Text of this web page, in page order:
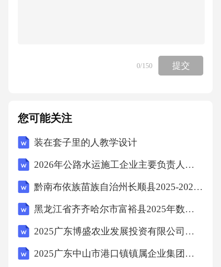
态平衡
C、大面积开垦草原引起土地荒漠化，使土地面
积和产出量降低
D、汽车排出的碳氢化合物在紫外线作用下生有
害的浅蓝色烟雾
0/150 提交
您可能关注
装在套子里的人教学设计
2026年公路水运施工企业主要负责人考试题库（附答案）
黔南布依族苗族自治州长顺县2025-2026学年数学四下期末统考试题（含答案）
黑龙江省齐齐哈尔市富裕县2025年数学三年级第二学期期中统考模拟试题（含答案解析）
2025广东博盛农业发展投资有限公司招聘拟聘用笔试历年常考点试题专练附带答案详解
2025广东中山市港口镇镇属企业集团招聘员工1人笔试历年常考点试题专练附带答案详解